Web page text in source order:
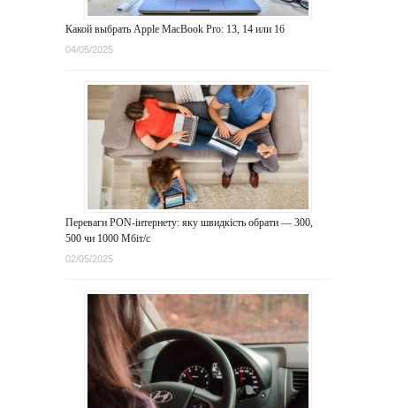
Какой выбрать Apple MacBook Pro: 13, 14 или 16
04/05/2025
Переваги PON-інтернету: яку швидкість обрати — 300,
500 чи 1000 Мбіт/с
02/05/2025